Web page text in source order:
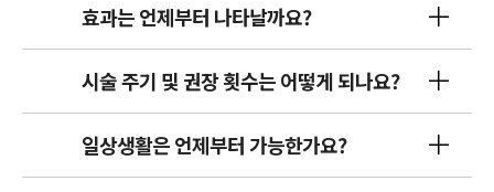
효과는 언제부터 나타날까요?
시술 주기 및 권장 횟수는 어떻게 되나요?
일상생활은 언제부터 가능한가요?